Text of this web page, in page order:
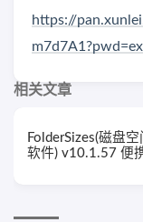
https://
相关文章
FolderSizes(磁盘
软件) v10.1.57 便